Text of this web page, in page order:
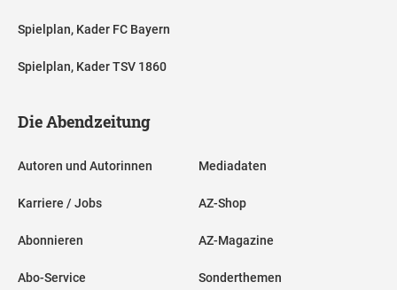
Spielplan, Kader FC Bayern
Spielplan, Kader TSV 1860
Die Abendzeitung
Autoren und Autorinnen
Karriere / Jobs
Abonnieren
Abo-Service
Mediadaten
AZ-Shop
AZ-Magazine
Sonderthemen